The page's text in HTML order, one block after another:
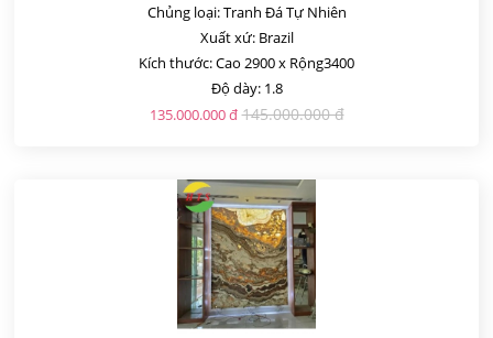
Chủng loại: Tranh Đá Tự Nhiên
Xuất xứ: Brazil
Kích thước: Cao 2900 x Rộng3400
Độ dày: 1.8
135.000.000 đ 145.000.000 đ